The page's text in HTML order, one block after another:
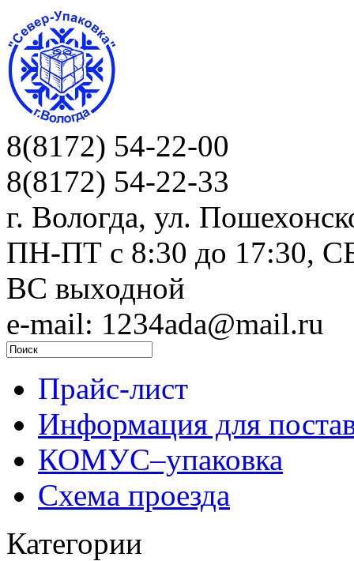
8(8172) 54-22-00
8(8172) 54-22-33
г. Вологда, ул.
ПН-ПТ c 8:30 до 17:30,
ВС выходной
e-mail: 1234ada@mail.ru
Прайс-лист
Информация для
КОМУС–упаковка
Схема проезда
Категории